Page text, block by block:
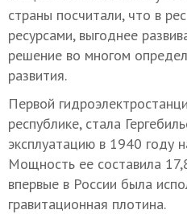
страны посчитали, что в
ресурсами, выгоднее
решение во многом
развития.
Первой
республике, стала
эксплуатацию в 1940 году
Мощность ее составила
впервые в России была
гравитационная плотина.